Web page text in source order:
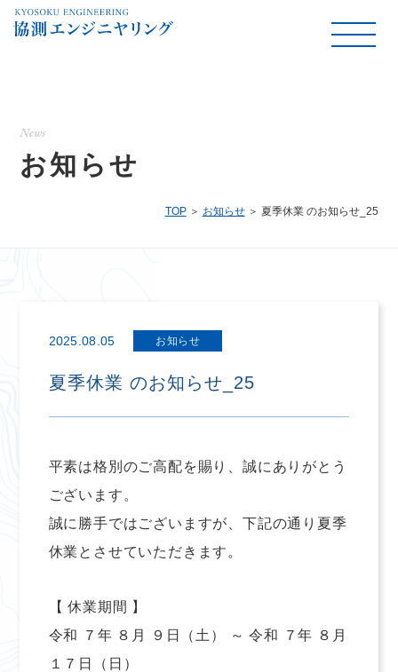
News
お知らせ
TOP お知らせ 夏季休業 のお知らせ_25
2025.08.05 お知らせ
夏季休業 のお知らせ_25
平素は格別のご高配を賜り、誠にありがとう
ございます。
誠に勝手ではございますが、下記の通り夏季
休業とさせていただきます。
【 休業期間 】
令和 ７年 ８月 ９日（土） ～ 令和 ７年 ８月
１７日（日）